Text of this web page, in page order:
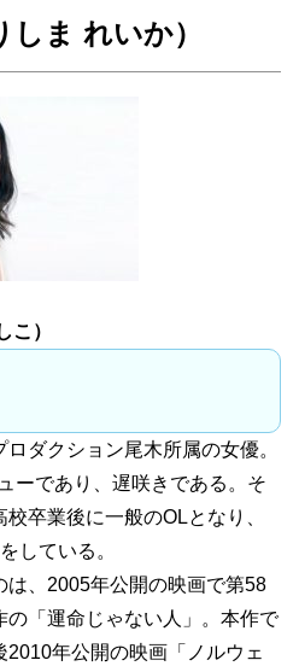
ま れいか）
こ）
ダクション尾木所属の女優。
ーであり、遅咲きである。そ
卒業後に一般のOLとなり、
している。
、2005年公開の映画で第58
の「運命じゃない人」。本作で
2010年公開の映画「ノルウェ